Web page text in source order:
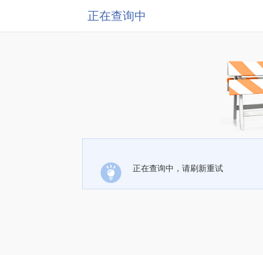
正在查询中
正在查询中，请刷新重试